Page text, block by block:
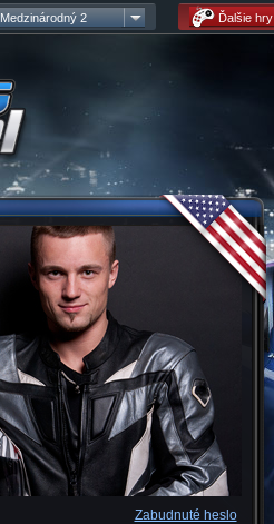
Medzinárodný 2 Ďalšie hry
Zabudnuté heslo